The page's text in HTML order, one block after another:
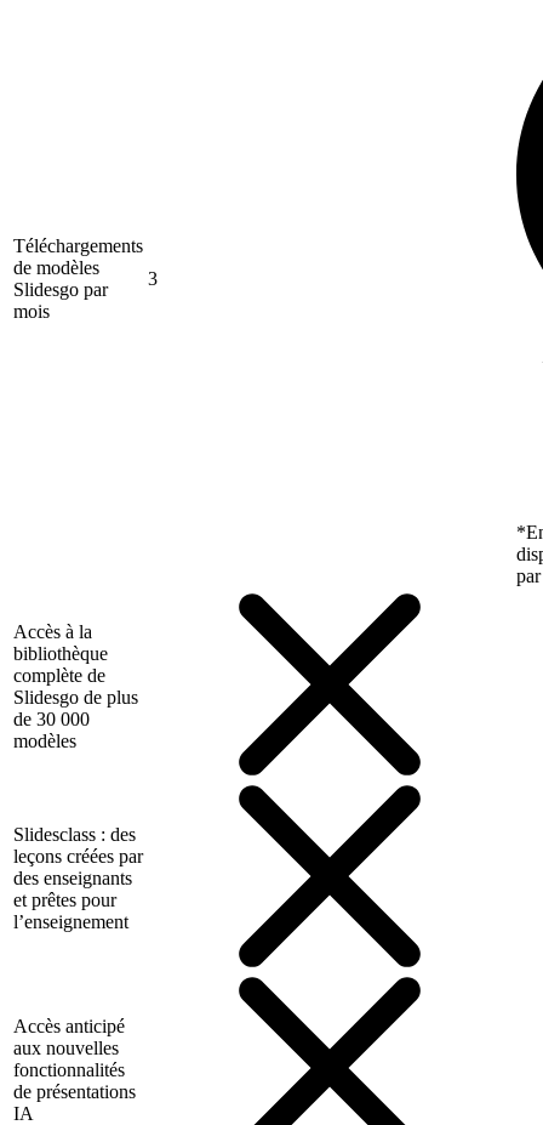
Téléchargements
de modèles
Slidesgo par
mois
3
Accès à la
bibliothèque
complète de
Slidesgo de plus
de 30 000
modèles
Slidesclass : des
leçons créées par
des enseignants
et prêtes pour
l’enseignement
Accès anticipé
aux nouvelles
fonctionnalités
de présentations
IA